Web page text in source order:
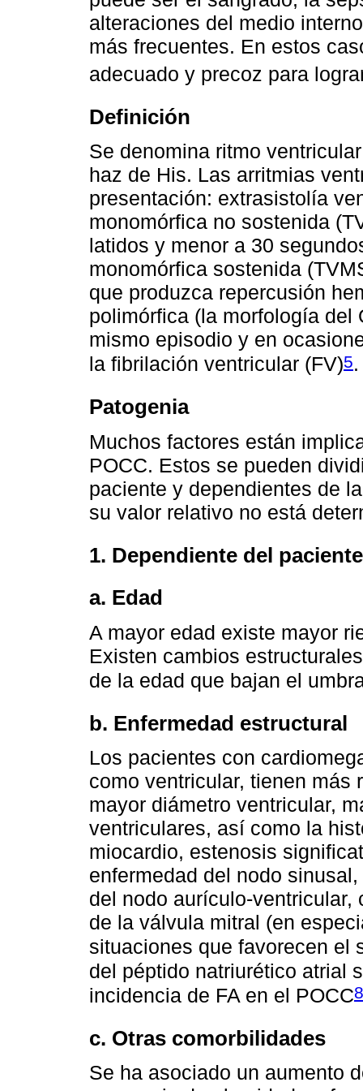
alteraciones del medio
más frecuentes. En estos
adecuado y precoz para
Definición
Se denomina ritmo
haz de His. Las arritmias
presentación: extrasistolía
monomórfica no sostenida
latidos y menor a 30
monomórfica sostenida
que produzca repercusión
polimórfica (la morfología del
mismo episodio y en
la fibrilación ventricular (FV)5.
Patogenia
Muchos factores están
POCC. Estos se pueden
paciente y dependientes de
su valor relativo no está
1. Dependiente del paciente
a. Edad
A mayor edad existe mayor
Existen cambios
de la edad que bajan el
b. Enfermedad estructural
Los pacientes con
como ventricular, tienen más
mayor diámetro ventricular,
ventriculares, así como la
miocardio, estenosis
enfermedad del nodo
del nodo aurículo-
de la válvula mitral (en
situaciones que favorecen el
del péptido natriurético atrial
incidencia de FA en el POCC8
c. Otras comorbilidades
Se ha asociado un aumento